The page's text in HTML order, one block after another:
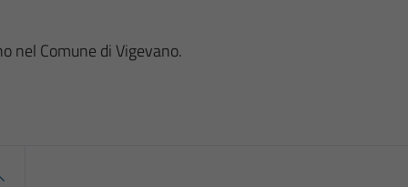
nel Comune di Vigevano.